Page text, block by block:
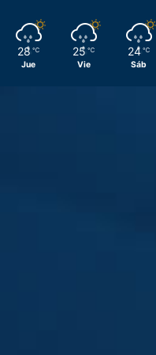
28 ℃
Jue
25 ℃
Vie
24 ℃
Sáb